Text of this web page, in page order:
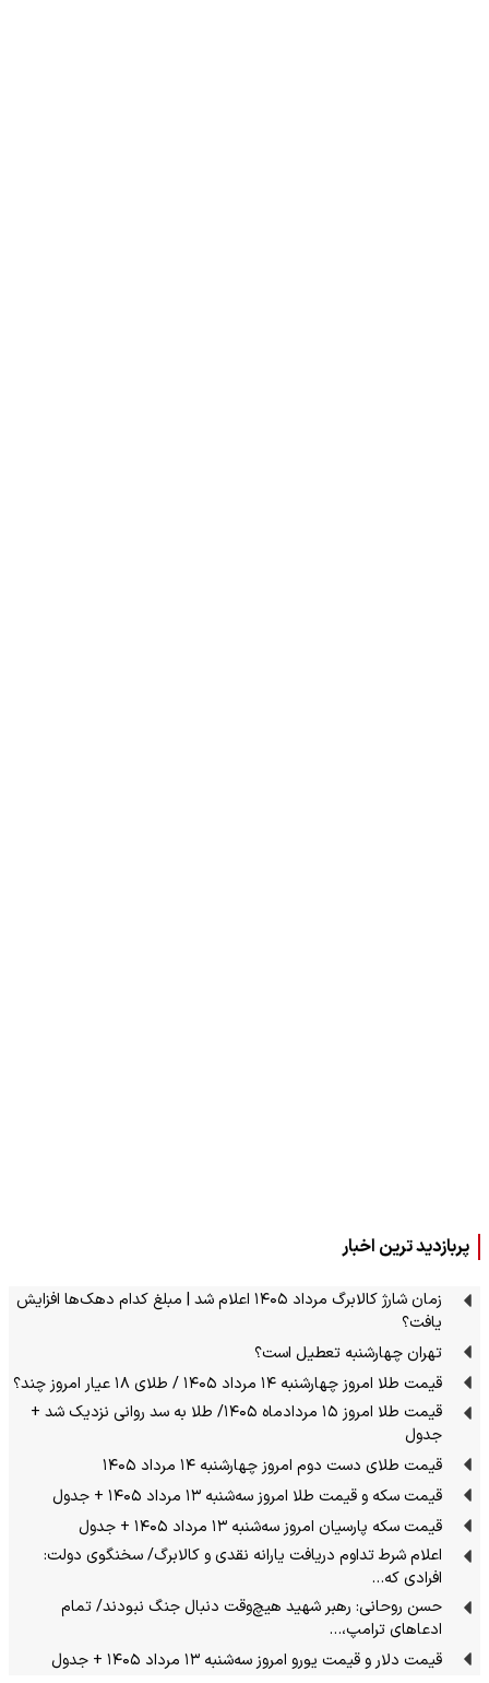
پربازدید ترین اخبار
زمان شارژ کالابرگ مرداد ۱۴۰۵ اعلام شد | مبلغ کدام دهک‌ها افزایش
یافت؟
تهران چهارشنبه تعطیل است؟
قیمت طلا امروز چهارشنبه ۱۴ مرداد ۱۴۰۵ / طلای ۱۸ عیار امروز چند؟
قیمت طلا امروز ۱۵ مردادماه ۱۴۰۵/ طلا به سد روانی نزدیک شد +
جدول
قیمت طلای دست دوم امروز چهارشنبه ۱۴ مرداد ۱۴۰۵
قیمت سکه و قیمت طلا امروز سه‌شنبه ۱۳ مرداد ۱۴۰۵ + جدول
قیمت سکه پارسیان امروز سه‌شنبه ۱۳ مرداد ۱۴۰۵ + جدول
اعلام شرط تداوم دریافت یارانه نقدی و کالابرگ/ سخنگوی دولت:
افرادی که…
حسن روحانی: رهبر شهید هیچ‌وقت دنبال جنگ نبودند/ تمام
ادعاهای ترامپ،…
قیمت دلار و قیمت یورو امروز سه‌شنبه ۱۳ مرداد ۱۴۰۵ + جدول